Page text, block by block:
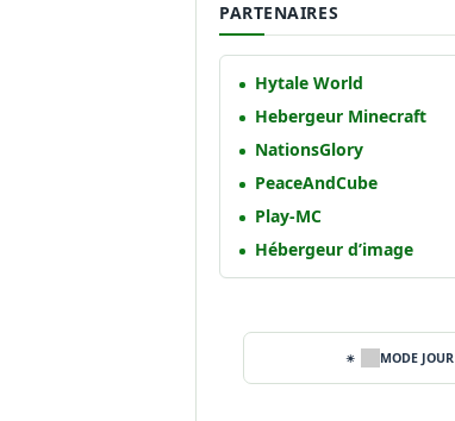
PARTENAIRES
Hytale World
Hebergeur Minecraft
NationsGlory
PeaceAndCube
Play-MC
Hébergeur d’image
MODE JOUR